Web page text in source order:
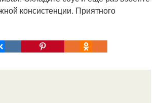
консистенции. Приятного